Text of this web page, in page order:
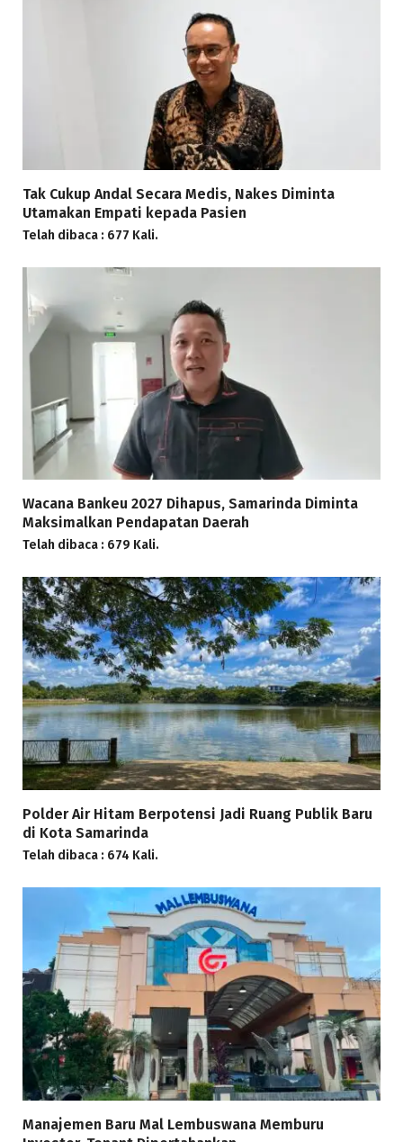
Tak Cukup Andal Secara Medis, Nakes Diminta
Utamakan Empati kepada Pasien
Telah dibaca : 677 Kali.
Wacana Bankeu 2027 Dihapus, Samarinda Diminta
Maksimalkan Pendapatan Daerah
Telah dibaca : 679 Kali.
Polder Air Hitam Berpotensi Jadi Ruang Publik Baru
di Kota Samarinda
Telah dibaca : 674 Kali.
Manajemen Baru Mal Lembuswana Memburu